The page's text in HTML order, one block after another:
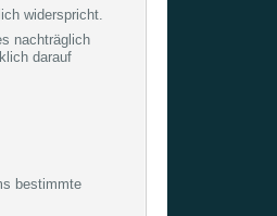
widerspricht.
nachträglich
darauf
bestimmte